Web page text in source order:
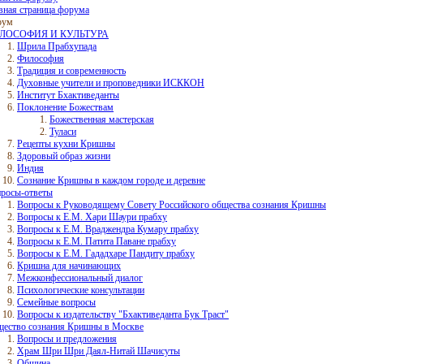
страница форума
И КУЛЬТУРА
Шрила Прабхупада
Философия
Традиция и современность
Духовные учители и проповедники ИСККОН
Институт Бхактиведанты
Поклонение Божествам
Божественная мастерская
Туласи
Рецепты кухни Кришны
Здоровый образ жизни
Индия
Сознание Кришны в каждом городе и деревне
ответы
Вопросы к Руководящему Совету Российского общества сознания Кришны
Вопросы к Е.М. Хари Шаури прабху
Вопросы к Е.М. Враджендра Кумару прабху
Вопросы к Е.М. Патита Паване прабху
Вопросы к Е.М. Гададхаре Пандиту прабху
Кришна для начинающих
Межконфессиональный диалог
Психологические консультации
Семейные вопросы
Вопросы к издательству "Бхактиведанта Бук Траст"
сознания Кришны в Москве
Вопросы и предложения
Храм Шри Шри Даял-Нитай Шачисуты